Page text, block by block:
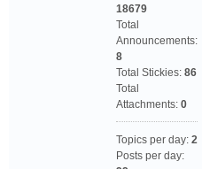
18679
Total
Announcements:
8
Total Stickies: 86
Total
Attachments: 0
Topics per day: 2
Posts per day: